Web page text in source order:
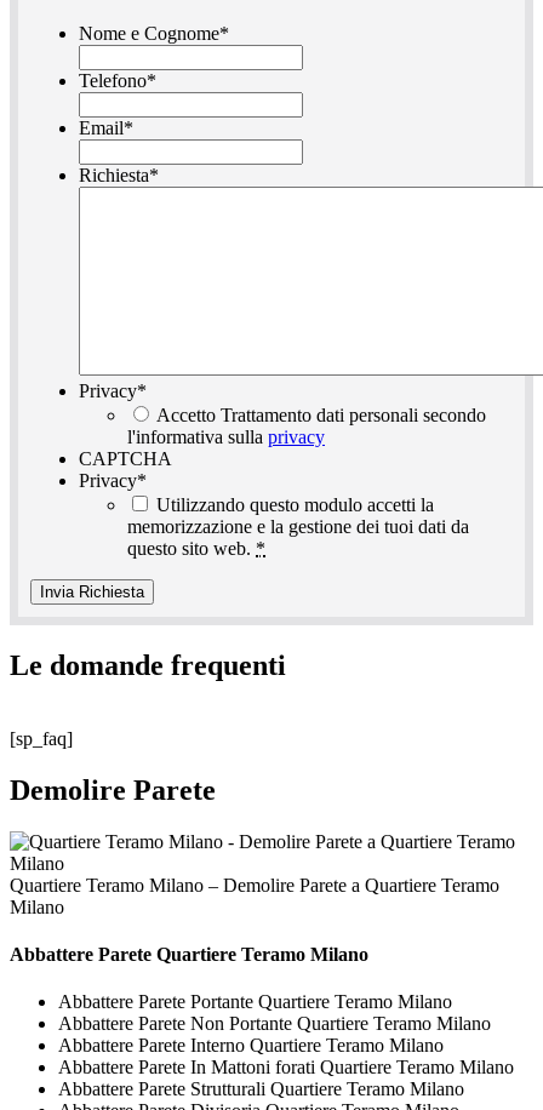
Nome e Cognome*
Telefono*
Email*
Richiesta*
Privacy*
Accetto Trattamento dati personali secondo
l'informativa sulla privacy
CAPTCHA
Privacy*
Utilizzando questo modulo accetti la
memorizzazione e la gestione dei tuoi dati da
questo sito web. *
Le domande frequenti
[sp_faq]
Demolire Parete
Quartiere Teramo Milano – Demolire Parete a Quartiere Teramo
Milano
Abbattere Parete Quartiere Teramo Milano
Abbattere Parete Portante Quartiere Teramo Milano
Abbattere Parete Non Portante Quartiere Teramo Milano
Abbattere Parete Interno Quartiere Teramo Milano
Abbattere Parete In Mattoni forati Quartiere Teramo Milano
Abbattere Parete Strutturali Quartiere Teramo Milano